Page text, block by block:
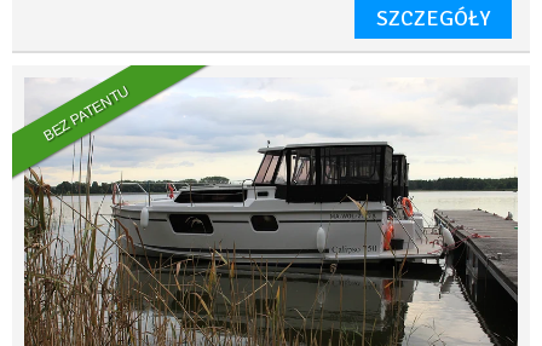
SZCZEGÓŁY
BEZ PATENTU